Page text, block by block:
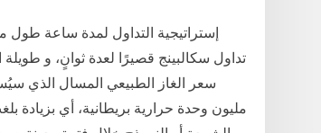
إستراتيجية التداول لمدة ساعة
تداول سكالبينج قصيرًا لعدة ثوانٍ، و